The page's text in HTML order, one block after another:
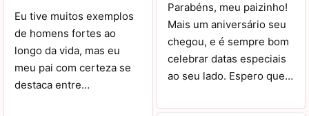
Eu tive muitos exemplos
de homens fortes ao
longo da vida, mas eu
meu pai com certeza se
destaca entre…
Parabéns, meu paizinho!
Mais um aniversário seu
chegou, e é sempre bom
celebrar datas especiais
ao seu lado. Espero que…